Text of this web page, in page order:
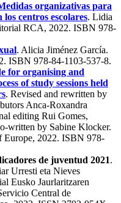
organizativas para
centros escolares. Lidia
RCA, 2022. ISBN 978-
. Alicia Jiménez García.
ISBN 978-84-1103-537-8.
for organising and
of study sessions held
. Revised and rewritten by
Anca-Roxandra
editing Rui Gomes,
written by Sabine Klocker.
Europe, 2022. ISBN 978-
de juventud 2021.
Urresti eta Nieves
Eusko Jaurlaritzaren
Central de